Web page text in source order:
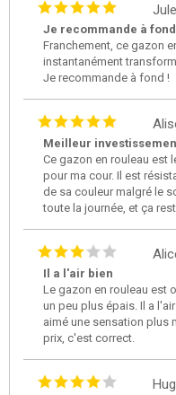
Je recommande à
Franchement, ce gazon
instantanément
Je recommande à fond !
Meilleur
Ce gazon en rouleau est
pour ma cour. Il est
de sa couleur malgré le
toute la journée, et ça
Il a l'air bien
Le gazon en rouleau est
un peu plus épais. Il a
aimé une sensation plus
prix, c'est correct.